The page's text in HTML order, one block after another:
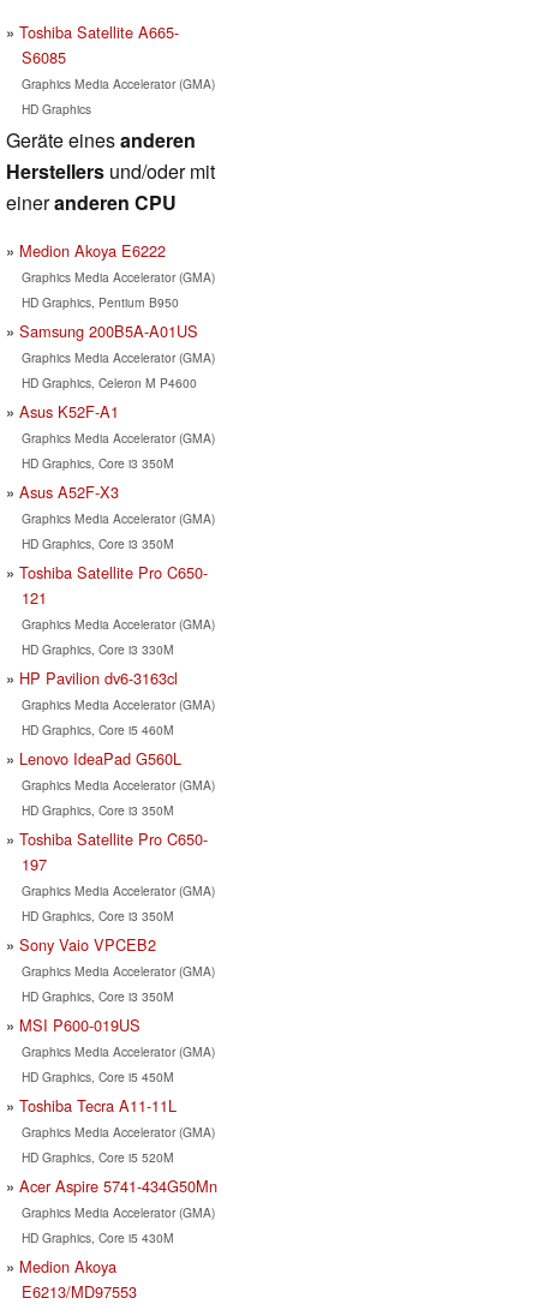
Toshiba Satellite A665-
S6085
Graphics Media Accelerator (GMA)
HD Graphics
Geräte einesanderen
Herstellers und/oder mit
eineranderen CPU
Medion Akoya E6222
Graphics Media Accelerator (GMA)
HD Graphics, Pentium B950
Samsung 200B5A-A01US
Graphics Media Accelerator (GMA)
HD Graphics, Celeron M P4600
Asus K52F-A1
Graphics Media Accelerator (GMA)
HD Graphics, Core i3 350M
Asus A52F-X3
Graphics Media Accelerator (GMA)
HD Graphics, Core i3 350M
Toshiba Satellite Pro C650-
121
Graphics Media Accelerator (GMA)
HD Graphics, Core i3 330M
HP Pavilion dv6-3163cl
Graphics Media Accelerator (GMA)
HD Graphics, Core i5 460M
Lenovo IdeaPad G560L
Graphics Media Accelerator (GMA)
HD Graphics, Core i3 350M
Toshiba Satellite Pro C650-
197
Graphics Media Accelerator (GMA)
HD Graphics, Core i3 350M
Sony Vaio VPCEB2
Graphics Media Accelerator (GMA)
HD Graphics, Core i3 350M
MSI P600-019US
Graphics Media Accelerator (GMA)
HD Graphics, Core i5 450M
Toshiba Tecra A11-11L
Graphics Media Accelerator (GMA)
HD Graphics, Core i5 520M
Acer Aspire 5741-434G50Mn
Graphics Media Accelerator (GMA)
HD Graphics, Core i5 430M
Medion Akoya
E6213/MD97553